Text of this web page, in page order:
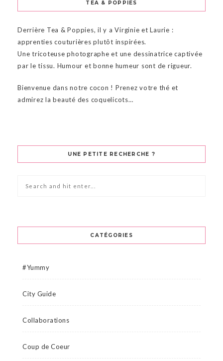
TEA & POPPIES
Derrière Tea & Poppies, il y a Virginie et Laurie :
apprenties couturières plutôt inspirées.
Une tricoteuse photographe et une dessinatrice captivée
par le tissu. Humour et bonne humeur sont de rigueur.
Bienvenue dans notre cocon ! Prenez votre thé et
admirez la beauté des coquelicots…
UNE PETITE RECHERCHE ?
CATÉGORIES
#Yummy
City Guide
Collaborations
Coup de Coeur